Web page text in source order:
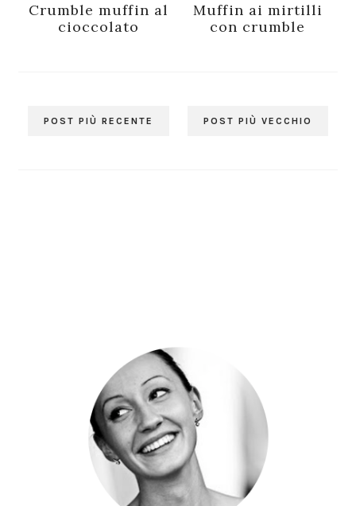
Crumble muffin al
cioccolato
Muffin ai mirtilli
con crumble
POST PIÙ RECENTE POST PIÙ VECCHIO